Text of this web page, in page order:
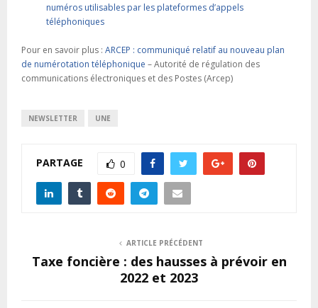
numéros utilisables par les plateformes d’appels
téléphoniques
Pour en savoir plus : ARCEP : communiqué relatif au nouveau plan
de numérotation téléphonique – Autorité de régulation des
communications électroniques et des Postes (Arcep)
NEWSLETTER UNE
PARTAGE 0
ARTICLE PRÉCÉDENT
Taxe foncière : des hausses à prévoir en
2022 et 2023